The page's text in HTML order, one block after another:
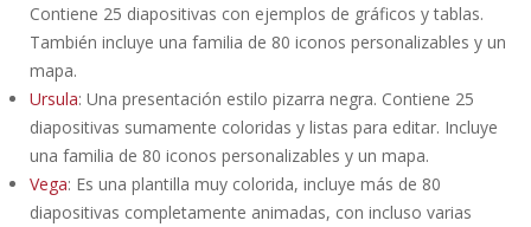
Contiene 25 diapositivas con ejemplos de gráficos y tablas.
También incluye una familia de 80 iconos personalizables y un
mapa.
Ursula: Una presentación estilo pizarra negra. Contiene 25
diapositivas sumamente coloridas y listas para editar. Incluye
una familia de 80 iconos personalizables y un mapa.
Vega: Es una plantilla muy colorida, incluye más de 80
diapositivas completamente animadas, con incluso varias